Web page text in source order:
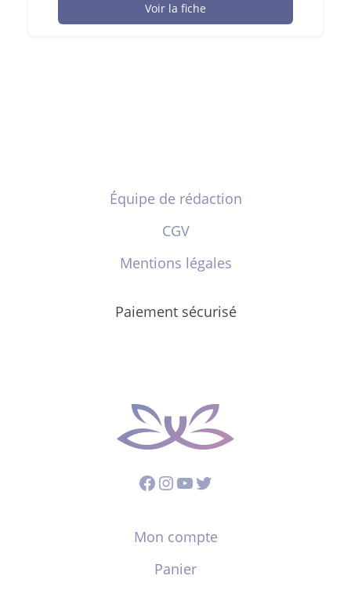
Voir la fiche
Équipe de rédaction
CGV
Mentions légales
Paiement sécurisé
Facebook
Instagram
YouTube
Twitter
Mon compte
Panier